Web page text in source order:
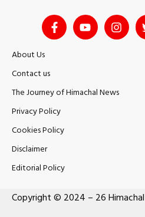
About Us
Contact us
The Journey of Himachal News
Privacy Policy
Cookies Policy
Disclaimer
Editorial Policy
Copyright © 2024 – 26 Himachal